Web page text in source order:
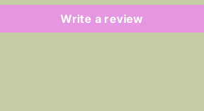
Write a review